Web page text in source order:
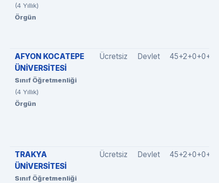
(4 Yıllık)
Örgün
AFYON KOCATEPE
ÜNİVERSİTESİ
Sınıf Öğretmenliği
(4 Yıllık)
Örgün
Ücretsiz Devlet 45+2+0+0+0
TRAKYA
ÜNİVERSİTESİ
Sınıf Öğretmenliği
Ücretsiz Devlet 45+2+0+0+0